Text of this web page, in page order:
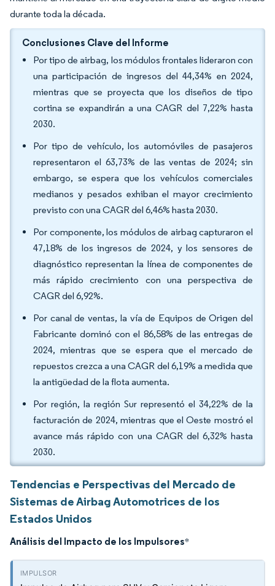
durante toda la década.
Conclusiones Clave del Informe
Por tipo de airbag, los módulos frontales lideraron con
una participación de ingresos del 44,34% en 2024,
mientras que se proyecta que los diseños de tipo
cortina se expandirán a una CAGR del 7,22% hasta
2030.
Por tipo de vehículo, los automóviles de pasajeros
representaron el 63,73% de las ventas de 2024; sin
embargo, se espera que los vehículos comerciales
medianos y pesados exhiban el mayor crecimiento
previsto con una CAGR del 6,46% hasta 2030.
Por componente, los módulos de airbag capturaron el
47,18% de los ingresos de 2024, y los sensores de
diagnóstico representan la línea de componentes de
más rápido crecimiento con una perspectiva de
CAGR del 6,92%.
Por canal de ventas, la vía de Equipos de Origen del
Fabricante dominó con el 86,58% de las entregas de
2024, mientras que se espera que el mercado de
repuestos crezca a una CAGR del 6,19% a medida que
la antigüedad de la flota aumenta.
Por región, la región Sur representó el 34,22% de la
facturación de 2024, mientras que el Oeste mostró el
avance más rápido con una CAGR del 6,32% hasta
2030.
Tendencias e Perspectivas del Mercado de
Sistemas de Airbag Automotrices de los
Estados Unidos
Análisis del Impacto de los Impulsores*